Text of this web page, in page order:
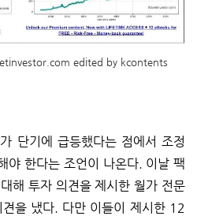
edited by kcontents
단기에 급등했다는 점에서 조정
야 한다는 조언이 나온다. 이날 팩
해 투자 의견을 제시한 월가 전문
을 냈다. 다만 이들이 제시한 12